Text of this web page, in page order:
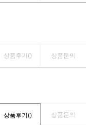
상품후기() 상품문의
상품후기() 상품문의